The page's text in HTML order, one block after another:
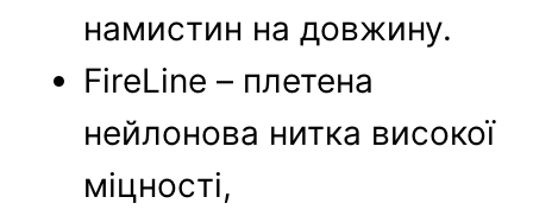
намистин на довжину.
FireLine – плетена
нейлонова нитка високої
міцності,